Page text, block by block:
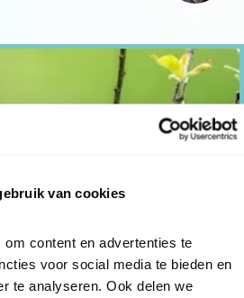
van cookies
content en advertenties te
voor social media te bieden en
te analyseren. Ook delen we